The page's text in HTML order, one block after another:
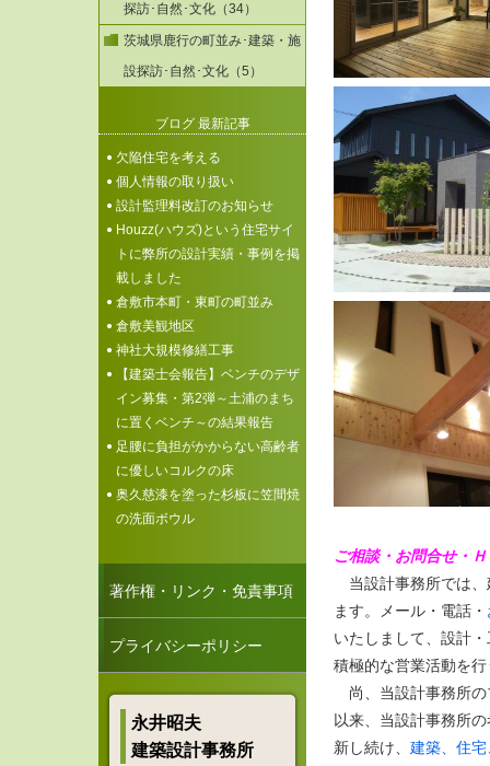
探訪･自然･文化（34）
茨城県鹿行の町並み･建築・施
設探訪･自然･文化（5）
ブログ 最新記事
欠陥住宅を考える
個人情報の取り扱い
設計監理料改訂のお知らせ
Houzz(ハウズ)という住宅サイ
トに弊所の設計実績・事例を掲
載しました
倉敷市本町・東町の町並み
倉敷美観地区
神社大規模修繕工事
【建築士会報告】ベンチのデザ
イン募集・第2弾～土浦のまち
に置くベンチ～の結果報告
足腰に負担がかからない高齢者
に優しいコルクの床
奥久慈漆を塗った杉板に笠間焼
の洗面ボウル
著作権・リンク・免責事項
プライバシーポリシー
永井昭夫
建築設計事務所
ご相談・お問合せ・
当設計事務所では、
ます。メール・電話・
いたしまして、設計
積極的な営業活動を
尚、当設計事務所の
以来、当設計事務所
新し続け、 建築、住